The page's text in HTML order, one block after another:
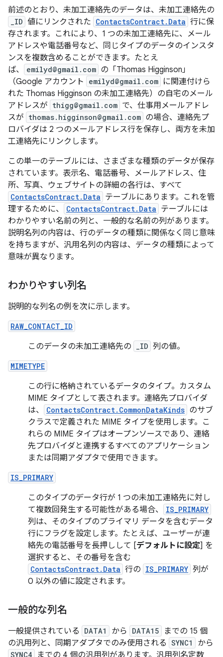
前述のとおり、未加工連絡先のデータは、未加工連絡先の
_ID 値にリンクされた ContactsContract.Data 行に保
存されます。これにより、1 つの未加工連絡先に、メール
アドレスや電話番号など、同じタイプのデータのインスタ
ンスを複数含めることができます。たとえ
ば、
emilyd@gmail.com の「Thomas Higginson」
（Google アカウント
emilyd@gmail.com に関連付けら
れた Thomas Higginson の未加工連絡先）の自宅のメール
アドレスが thigg@gmail.com で、仕事用メールアドレ
スが thomas.higginson@gmail.com の場合、連絡先プ
ロバイダは 2 つのメールアドレス行を保存し、両方を未加
工連絡先にリンクします。
この単一のテーブルには、さまざまな種類のデータが保存
されています。表示名、電話番号、メールアドレス、住
所、写真、ウェブサイトの詳細の各行は、すべて
ContactsContract.Data テーブルにあります。これを管
理するために、
ContactsContract.Data テーブルには
わかりやすい名前の列と、一般的な名前の列があります。
説明名列の内容は、行のデータの種類に関係なく同じ意味
を持ちますが、汎用名列の内容は、データの種類によって
意味が異なります。
わかりやすい列名
説明的な列名の例を次に示します。
RAW_CONTACT_ID
このデータの未加工連絡先の _ID 列の値。
MIMETYPE
この行に格納されているデータのタイプ。カスタム
MIME タイプとして表されます。連絡先プロバイダ
は、
ContactsContract.CommonDataKinds のサブ
クラスで定義された MIME タイプを使用します。こ
れらの MIME タイプはオープンソースであり、連絡
先プロバイダと連携するすべてのアプリケーション
または同期アダプタで使用できます。
IS_PRIMARY
このタイプのデータ行が 1 つの未加工連絡先に対し
て複数回発生する可能性がある場合、
IS_PRIMARY
列は、そのタイプのプライマリ データを含むデータ
行にフラグを設定します。たとえば、ユーザーが連
絡先の電話番号を長押しして [デフォルトに設定] を
選択すると、その番号を含む
ContactsContract.Data 行の IS_PRIMARY 列が
0 以外の値に設定されます。
一般的な列名
一般提供されている DATA1 から DATA15
までの 15 個
の汎用列と、同期アダプタでのみ使用される SYNC1 から
SYNC4 までの 4 個の汎用列があります。汎用列名定数